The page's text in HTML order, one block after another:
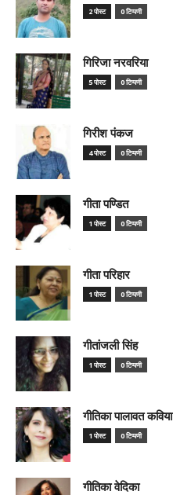
2 पोस्ट 0 टिप्पणी
गिरिजा नरवरिया
5 पोस्ट 0 टिप्पणी
गिरीश पंकज
4 पोस्ट 0 टिप्पणी
गीता पण्डित
1 पोस्ट 0 टिप्पणी
गीता परिहार
1 पोस्ट 0 टिप्पणी
गीतांजली सिंह
1 पोस्ट 0 टिप्पणी
गीतिका पालावत कविया
1 पोस्ट 0 टिप्पणी
गीतिका वेदिका